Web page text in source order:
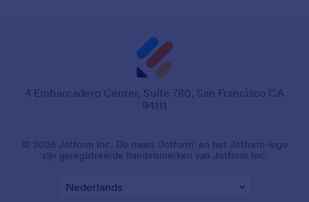
4 Embarcadero Center, Suite 780, San Francisco CA
94111
© 2026 Jotform Inc. De naam 'Jotform' en het Jotform-logo
zijn geregistreerde handelsmerken van Jotform Inc.